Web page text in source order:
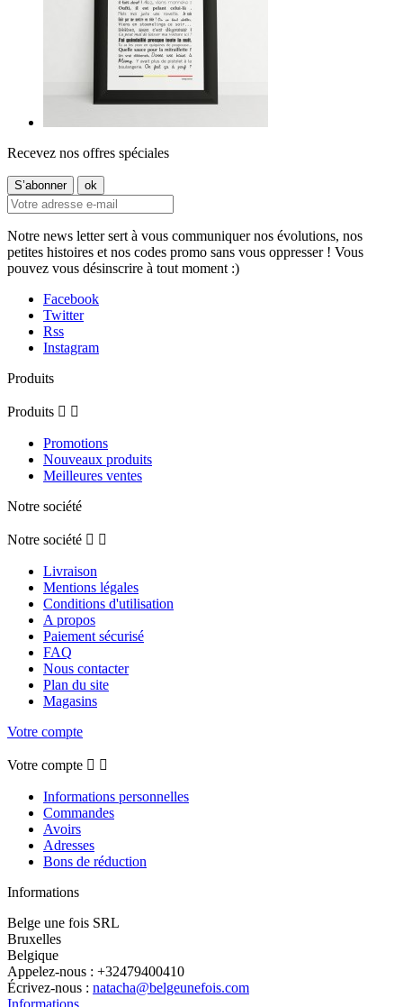
Recevez nos offres spéciales
Notre news letter sert à vous communiquer nos évolutions, nos
petites histoires et nos codes promo sans vous oppresser ! Vous
pouvez vous désinscrire à tout moment :)
Facebook
Twitter
Rss
Instagram
Produits
Produits  
Promotions
Nouveaux produits
Meilleures ventes
Notre société
Notre société  
Livraison
Mentions légales
Conditions d'utilisation
A propos
Paiement sécurisé
FAQ
Nous contacter
Plan du site
Magasins
Votre compte
Votre compte  
Informations personnelles
Commandes
Avoirs
Adresses
Bons de réduction
Informations
Belge une fois SRL
Bruxelles
Belgique
Appelez-nous : +32479400410
Écrivez-nous : natacha@belgeunefois.com